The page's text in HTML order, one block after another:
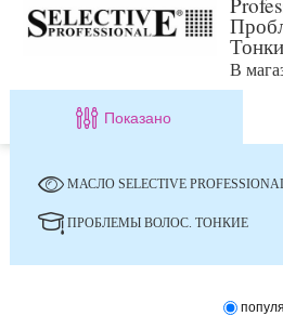
В
Показано
МАСЛО SELECTIVE
ПРОБЛЕМЫ ВОЛОС. ТОНКИЕ